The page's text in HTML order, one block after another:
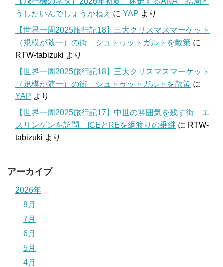
うしたいんでしょうかねえ に YAP より
【世界一周2025旅行記18】三大クリスマスマーケット
（規模が随一）の街 シュトゥットガルトを散策 に
RTW-tabizuki より
【世界一周2025旅行記18】三大クリスマスマーケット
（規模が随一）の街 シュトゥットガルトを散策 に
YAP より
【世界一周2025旅行記17】中世の雰囲気を残す街 エ
スリンゲンを訪問 ICEとREを綱渡りの乗継 に RTW-
tabizuki より
アーカイブ
2026年
8月
7月
6月
5月
4月